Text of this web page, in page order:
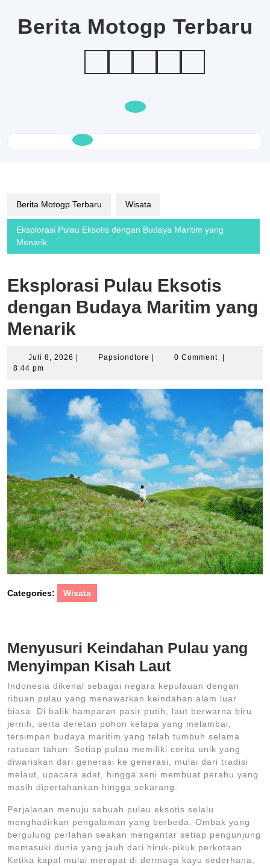
contentBerita Motogp Terbaru
Open
Berita Motogp Terbaru Wisata
Eksplorasi Pulau Eksotis dengan Budaya Maritim yang
Menarik
Eksplorasi Pulau Eksotis
dengan Budaya Maritim yang
Menarik
Juli 8, 2026 Juli
Papsiondtore Papsiondtore
0 Comment
8:44 pm
Categories: Wisata
Menyusuri Keindahan Pulau yang
Menyimpan Kisah Laut
Indonesia dikenal sebagai negara kepulauan dengan
ribuan pulau yang menawarkan keindahan alam luar
biasa. Di balik hamparan pasir putih, laut berwarna biru
jernih, serta deretan pohon kelapa yang melambai,
tersimpan budaya maritim yang telah tumbuh selama
ratusan tahun. Setiap pulau memiliki cerita unik yang
diwariskan dari generasi ke generasi, mulai dari tradisi
melaut, upacara adat, hingga seni membuat perahu yang
masih dipertahankan hingga sekarang.
Perjalanan menuju sebuah pulau eksotis selalu
menghadirkan pengalaman yang berbeda. Ombak yang
bergulung perlahan seakan mengantar setiap pengunjung
memasuki dunia yang jauh dari hiruk-pikuk perkotaan.
Ketika kapal mulai merapat di dermaga kayu sederhana,